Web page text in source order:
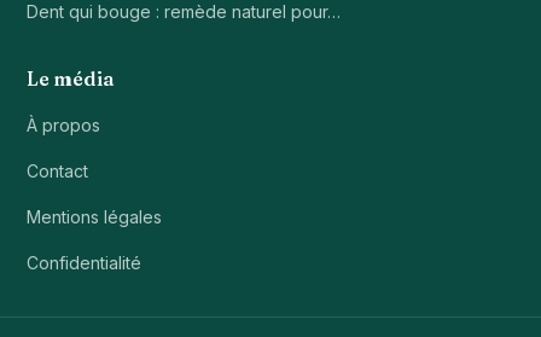
Dent qui bouge : remède naturel pour…
Le média
À propos
Contact
Mentions légales
Confidentialité